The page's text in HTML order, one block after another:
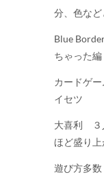
分、色な
Blue
ちゃった編
カードゲ
イセツ
大喜利 ３
ほど盛り上
遊び方多